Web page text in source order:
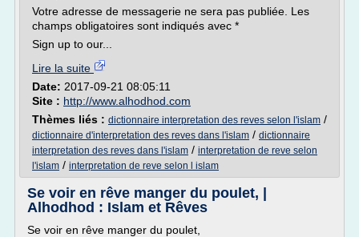
Votre adresse de messagerie ne sera pas publiée. Les
champs obligatoires sont indiqués avec *
Sign up to our...
Lire la suite
Date: 2017-09-21 08:05:11
Site : http://www.alhodhod.com
Thèmes liés : dictionnaire interpretation des reves selon l'islam /
dictionnaire d'interpretation des reves dans l'islam / dictionnaire
interpretation des reves dans l'islam / interpretation de reve selon
l'islam / interpretation de reve selon l islam
Se voir en rêve manger du poulet, |
Alhodhod : Islam et Rêves
Se voir en rêve manger du poulet,